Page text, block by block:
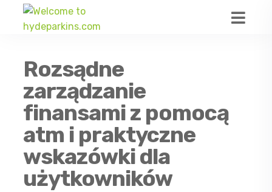
Rozsądne
zarządzanie
finansami z pomocą
atm i praktyczne
wskazówki dla
użytkowników